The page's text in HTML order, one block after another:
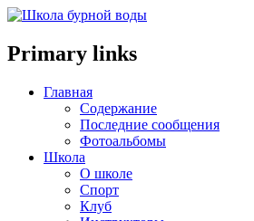
Primary links
Главная
Содержание
Последние сообщения
Фотоальбомы
Школа
О школе
Спорт
Клуб